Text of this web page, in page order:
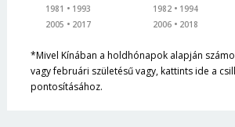
1981
1993
2005
2017
1982
1994
2006
2018
*Mivel Kínában a holdhónapok alapján
vagy februári születésű vagy, kattints ide a
pontosításához.